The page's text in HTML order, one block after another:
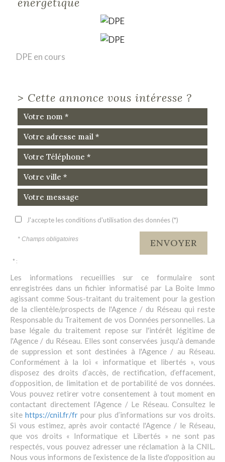
DPE en cours
> Cette annonce vous intéresse ?
J'accepte les conditions d'utilisation des données (*)
* Champs obligatoires ENVOYER
* :
Les informations recueillies sur ce formulaire sont
enregistrées dans un fichier informatisé par La Boite Immo
agissant comme Sous-traitant du traitement pour la gestion
de la clientèle/prospects de l'Agence / du Réseau qui reste
Responsable du Traitement de vos Données personnelles. La
base légale du traitement repose sur l'intérêt légitime de
l'Agence / du Réseau. Elles sont conservées jusqu'à demande
de suppression et sont destinées à l'Agence / au Réseau.
Conformément à la loi « informatique et libertés », vous
disposez des droits d’accès, de rectification, d’effacement,
d’opposition, de limitation et de portabilité de vos données.
Vous pouvez retirer votre consentement à tout moment en
contactant directement l’Agence / Le Réseau. Consultez le
site https://cnil.fr/fr pour plus d’informations sur vos droits.
Si vous estimez, après avoir contacté l'Agence / le Réseau,
que vos droits « Informatique et Libertés » ne sont pas
respectés, vous pouvez adresser une réclamation à la CNIL.
Nous vous informons de l’existence de la liste d'opposition au